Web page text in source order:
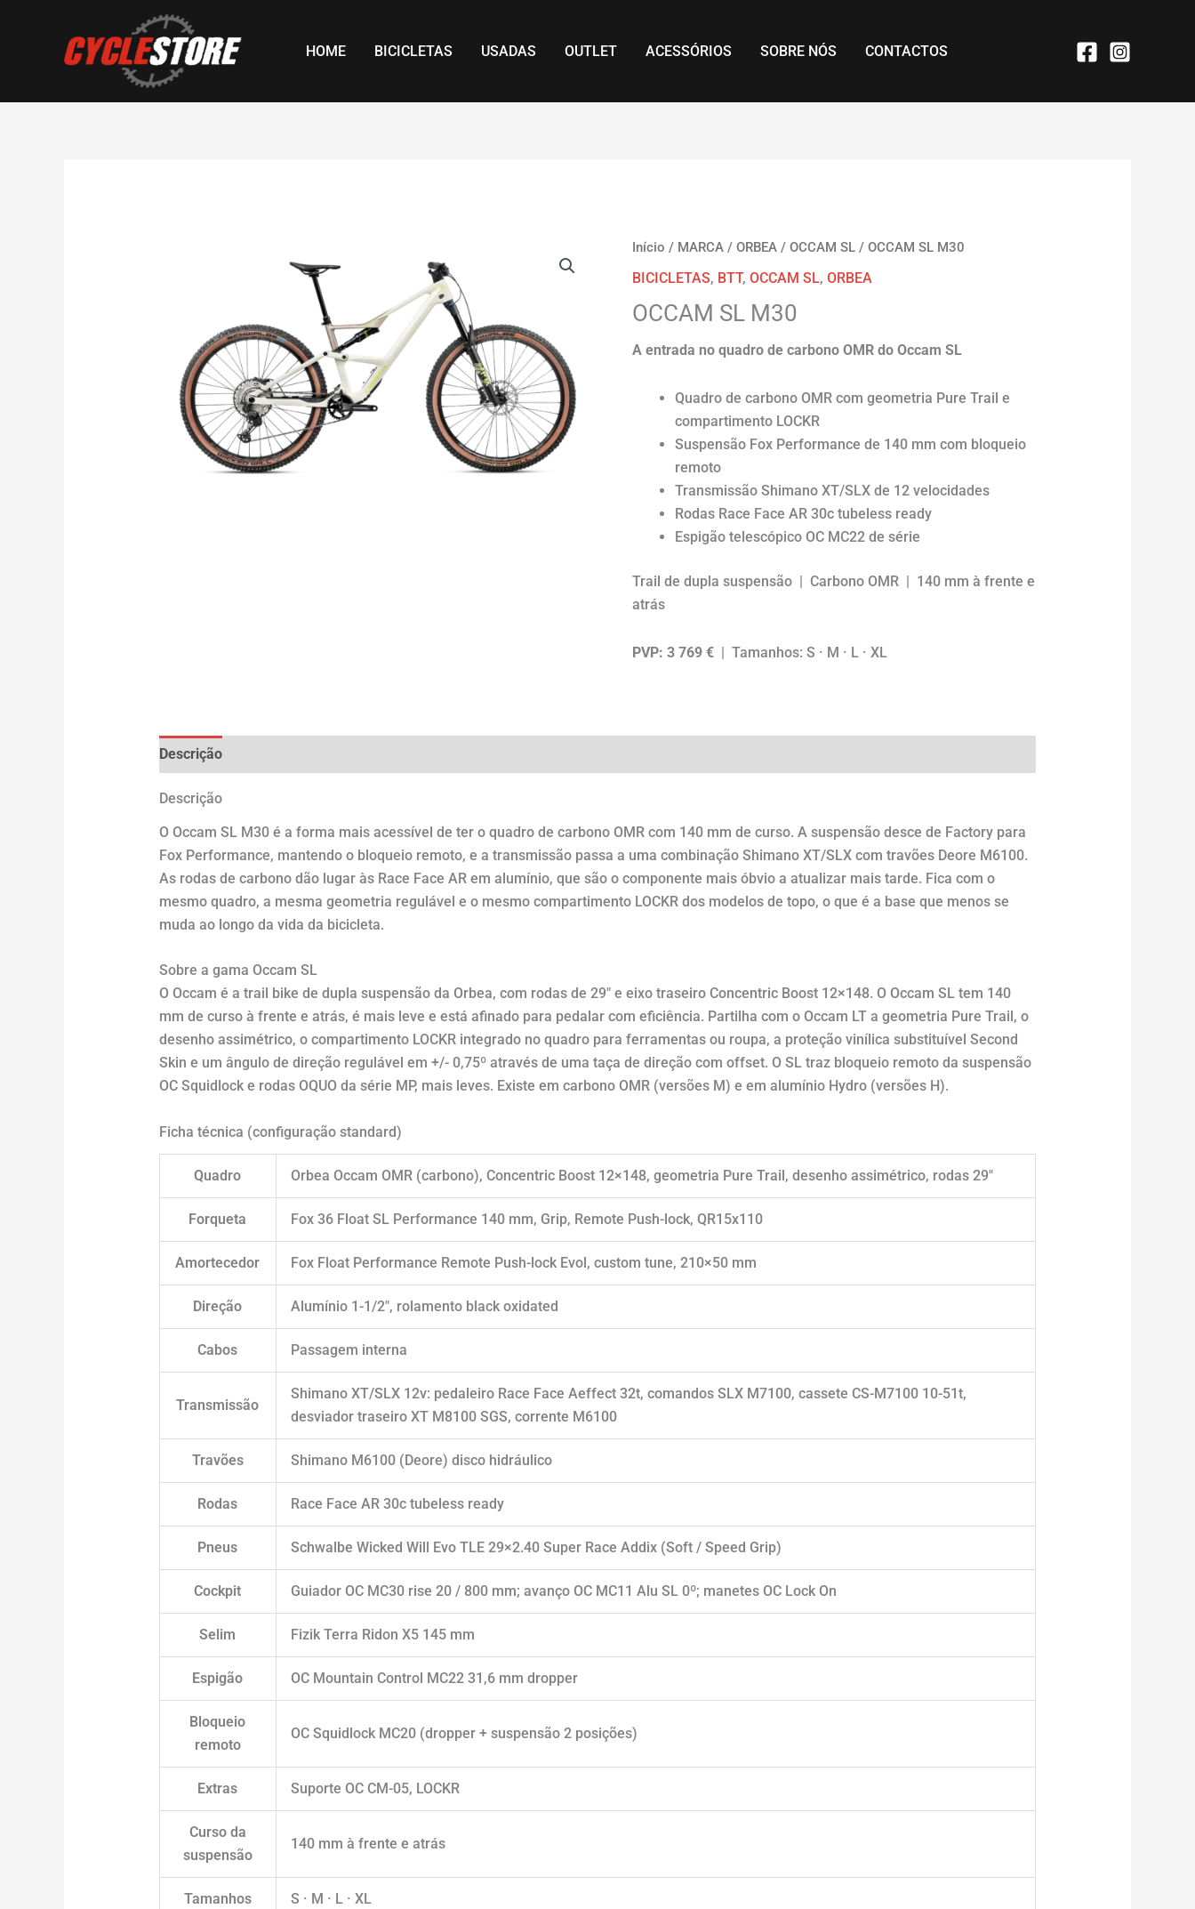
HOME BICICLETAS USADAS OUTLET ACESSÓRIOS SOBRE NÓS CONTACTOS
Início / MARCA /ORBEA /OCCAM SL / OCCAM SL M30
BICICLETAS, BTT,OCCAM SL,ORBEA
OCCAM SL M30
A entrada no quadro de carbono OMR do Occam SL
Quadro de carbono OMR com geometria Pure Trail e
compartimento LOCKR
Suspensão Fox Performance de 140 mm com bloqueio
remoto
Transmissão Shimano XT/SLX de 12 velocidades
Rodas Race Face AR 30c tubeless ready
Espigão telescópico OC MC22 de série
Trail de dupla suspensão | Carbono OMR | 140 mm à frente e
atrás
PVP: 3 769 € | Tamanhos: S · M · L · XL
Descrição
Descrição
O Occam SL M30 é a forma mais acessível de ter o quadro de carbono OMR com 140 mm de curso. A suspensão desce de Factory para
Fox Performance, mantendo o bloqueio remoto, e a transmissão passa a uma combinação Shimano XT/SLX com travões Deore M6100.
As rodas de carbono dão lugar às Race Face AR em alumínio, que são o componente mais óbvio a atualizar mais tarde. Fica com o
mesmo quadro, a mesma geometria regulável e o mesmo compartimento LOCKR dos modelos de topo, o que é a base que menos se
muda ao longo da vida da bicicleta.
Sobre a gama Occam SL
O Occam é a trail bike de dupla suspensão da Orbea, com rodas de 29″ e eixo traseiro Concentric Boost 12×148. O Occam SL tem 140
mm de curso à frente e atrás, é mais leve e está afinado para pedalar com eficiência. Partilha com o Occam LT a geometria Pure Trail, o
desenho assimétrico, o compartimento LOCKR integrado no quadro para ferramentas ou roupa, a proteção vinílica substituível Second
Skin e um ângulo de direção regulável em +/- 0,75º através de uma taça de direção com offset. O SL traz bloqueio remoto da suspensão
OC Squidlock e rodas OQUO da série MP, mais leves. Existe em carbono OMR (versões M) e em alumínio Hydro (versões H).
Ficha técnica (configuração standard)
Quadro Orbea Occam OMR (carbono), Concentric Boost 12×148, geometria Pure Trail, desenho assimétrico, rodas 29″
Forqueta Fox 36 Float SL Performance 140 mm, Grip, Remote Push-lock, QR15x110
Amortecedor Fox Float Performance Remote Push-lock Evol, custom tune, 210×50 mm
Direção Alumínio 1-1/2″, rolamento black oxidated
Cabos Passagem interna
Transmissão
Shimano XT/SLX 12v: pedaleiro Race Face Aeffect 32t, comandos SLX M7100, cassete CS-M7100 10-51t,
desviador traseiro XT M8100 SGS, corrente M6100
Travões Shimano M6100 (Deore) disco hidráulico
Rodas Race Face AR 30c tubeless ready
Pneus Schwalbe Wicked Will Evo TLE 29×2.40 Super Race Addix (Soft / Speed Grip)
Cockpit Guiador OC MC30 rise 20 / 800 mm; avanço OC MC11 Alu SL 0º; manetes OC Lock On
Selim Fizik Terra Ridon X5 145 mm
Espigão OC Mountain Control MC22 31,6 mm dropper
Bloqueio
remoto
OC Squidlock MC20 (dropper + suspensão 2 posições)
Extras Suporte OC CM-05, LOCKR
Curso da
suspensão
140 mm à frente e atrás
Tamanhos S · M · L · XL